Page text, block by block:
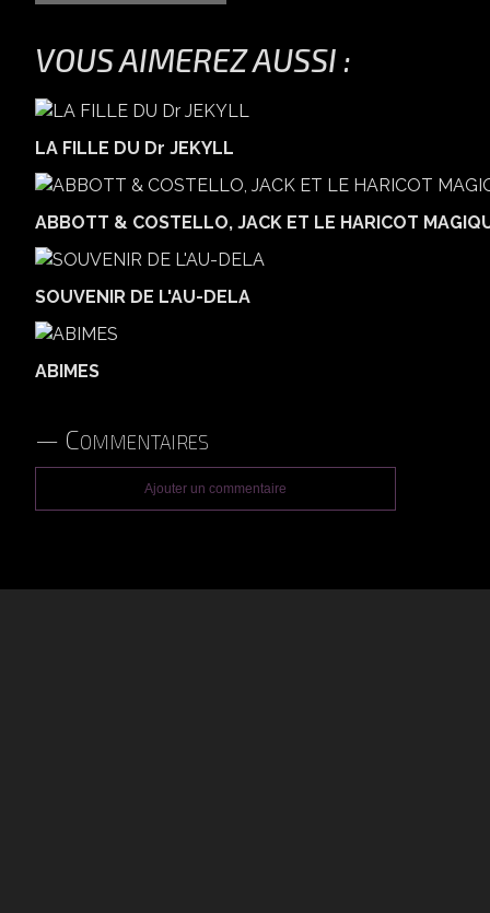
VOUS AIMEREZ AUSSI :
LA FILLE DU Dr JEKYLL
ABBOTT & COSTELLO, JACK ET LE HARICOT
SOUVENIR DE L'AU-DELA
ABIMES
Commentaires
Ajouter un commentaire